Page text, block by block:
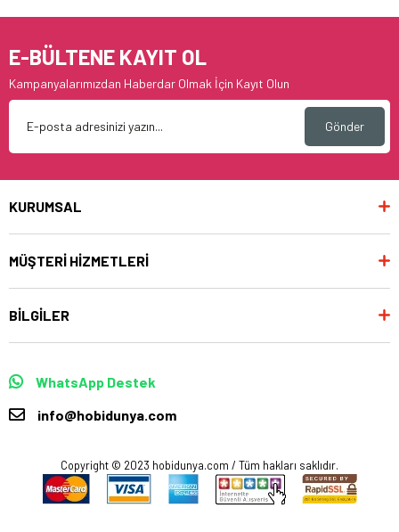
E-BÜLTENE KAYIT OL
Kampanyalarımızdan Haberdar Olmak İçin Kayıt Olun
Gönder
KURUMSAL
MÜŞTERİ HİZMETLERİ
BİLGİLER
WhatsApp Destek
info@hobidunya.com
Copyright © 2023 hobidunya.com / Tüm hakları saklıdır.